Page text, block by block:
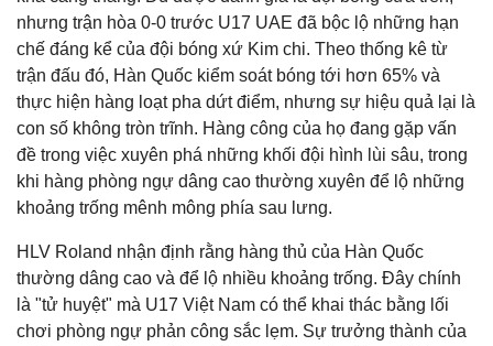
nhưng trận hòa 0-0 trước U17 UAE đã bộc lộ những hạn
chế đáng kể của đội bóng xứ Kim chi. Theo thống kê từ
trận đấu đó, Hàn Quốc kiểm soát bóng tới hơn 65% và
thực hiện hàng loạt pha dứt điểm, nhưng sự hiệu quả lại là
con số không tròn trĩnh. Hàng công của họ đang gặp vấn
đề trong việc xuyên phá những khối đội hình lùi sâu, trong
khi hàng phòng ngự dâng cao thường xuyên để lộ những
khoảng trống mênh mông phía sau lưng.
HLV Roland nhận định rằng hàng thủ của Hàn Quốc
thường dâng cao và để lộ nhiều khoảng trống. Đây chính
là "tử huyệt" mà U17 Việt Nam có thể khai thác bằng lối
chơi phòng ngự phản công sắc lẹm. Sự trưởng thành của